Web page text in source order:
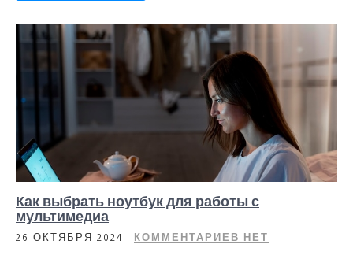
Как выбрать ноутбук для работы с
мультимедиа
26 ОКТЯБРЯ 2024 КОММЕНТАРИЕВ НЕТ